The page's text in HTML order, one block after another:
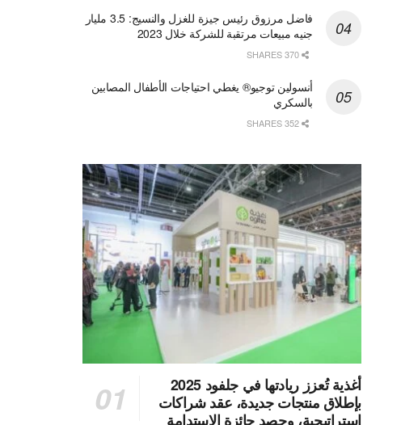
فاضل مرزوق رئيس جيزة للغزل والنسيج: 3.5 مليار
جنيه مبيعات مرتقبة للشركة خلال 2023
أنسولين توجيو® يغطي احتياجات الأطفال المصابين
بالسكري
أغذية تُعزز ريادتها في جلفود 2025
بإطلاق منتجات جديدة، عقد شراكات
استراتيجية، وحصد جائزة الاستدامة